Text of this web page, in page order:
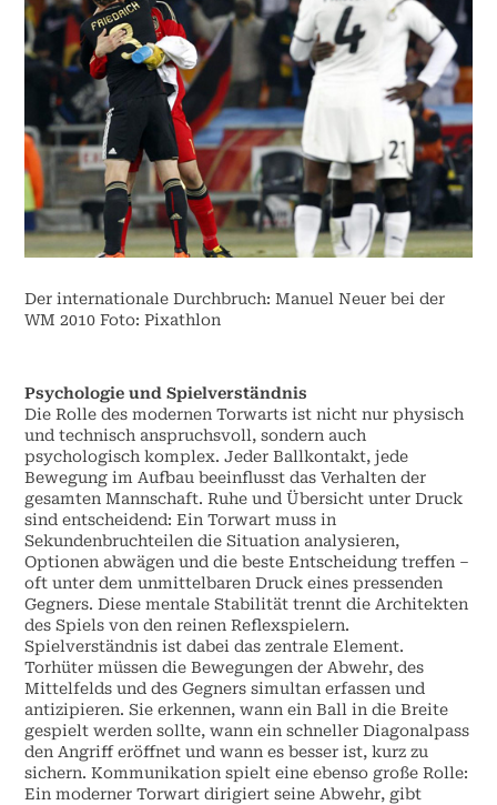
Der internationale Durchbruch: Manuel Neuer bei der
WM 2010 Foto: Pixathlon
Psychologie und Spielverständnis
Die Rolle des modernen Torwarts ist nicht nur physisch
und technisch anspruchsvoll, sondern auch
psychologisch komplex. Jeder Ballkontakt, jede
Bewegung im Aufbau beeinflusst das Verhalten der
gesamten Mannschaft. Ruhe und Übersicht unter Druck
sind entscheidend: Ein Torwart muss in
Sekundenbruchteilen die Situation analysieren,
Optionen abwägen und die beste Entscheidung treffen –
oft unter dem unmittelbaren Druck eines pressenden
Gegners. Diese mentale Stabilität trennt die Architekten
des Spiels von den reinen Reflexspielern.
Spielverständnis ist dabei das zentrale Element.
Torhüter müssen die Bewegungen der Abwehr, des
Mittelfelds und des Gegners simultan erfassen und
antizipieren. Sie erkennen, wann ein Ball in die Breite
gespielt werden sollte, wann ein schneller Diagonalpass
den Angriff eröffnet und wann es besser ist, kurz zu
sichern. Kommunikation spielt eine ebenso große Rolle:
Ein moderner Torwart dirigiert seine Abwehr, gibt